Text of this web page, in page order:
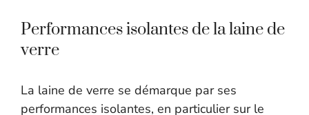
Performances isolantes de la laine de
verre
La laine de verre se démarque par ses
performances isolantes, en particulier sur le